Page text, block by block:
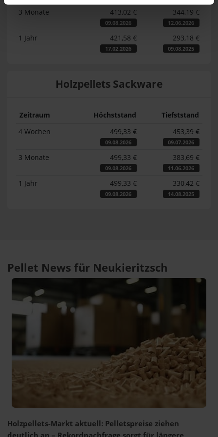
3 Monate 413,02 €
09.08.2026
344,19 €
12.06.2026
1 Jahr 421,58 €
17.02.2026
293,18 €
09.08.2025
Holzpellets Sackware
Zeitraum Höchststand
Tiefststand
4 Wochen
499,33 €
09.08.2026
453,39 €
09.07.2026
3 Monate 499,33 €
09.08.2026
383,69 €
11.06.2026
1 Jahr 499,33 €
09.08.2026
330,42 €
14.08.2025
Pellet News für Neukieritzsch
Holzpellets-Markt aktuell: Pelletspreise ziehen